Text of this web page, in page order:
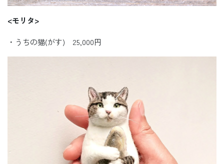
<モリタ>
・うちの猫(がす) 25,000円